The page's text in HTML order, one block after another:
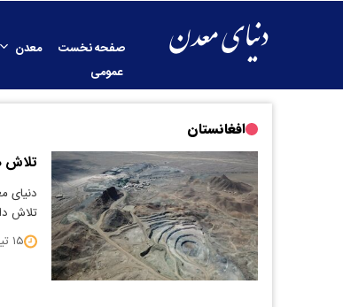
صفحه نخست معدن
عمومی
افغانستان
تلاش
دنیای
تلاش
۱۵ تیر ۱۴۰۳